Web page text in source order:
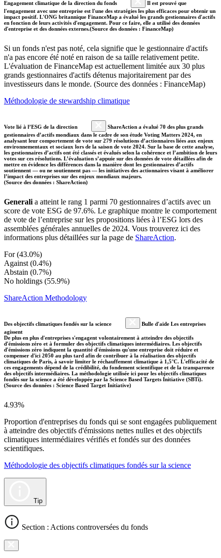
Engagement climatique de la direction du fonds
Il est prouvé que
l'engagement avec une entreprise est l'une des stratégies les plus efficaces pour obtenir un
impact positif. L'ONG britannique FinanceMap a évalué les grands gestionnaires d'actifs
en fonction de leurs activités d'engagement. Pour ce faire, elle a utilisé des données
d'entreprise et des données externes.(Source des données : FinanceMap)
Si un fonds n'est pas noté, cela signifie que le gestionnaire d'actifs
n'a pas encore été noté en raison de sa taille relativement petite.
L'évaluation de FinanceMap est actuellement limitée aux 30 plus
grands gestionnaires d'actifs détenus majoritairement par des
investisseurs dans le monde. (Source des données : FinanceMap)
Méthodologie de stewardship climatique
Vote lié à l’ESG de la direction
ShareAction a évalué 70 des plus grands
gestionnaires d’actifs mondiaux dans le cadre de son étude Voting Matters 2024, en
analysant leur comportement de vote sur 279 résolutions d’actionnaires liées aux enjeux
environnementaux et sociaux lors de la saison de vote 2024. Sur la base de cette analyse,
les gestionnaires d’actifs ont été classés et évalués selon la cohérence et l’ambition de leurs
votes sur ces résolutions. L’évaluation s’appuie sur des données de vote détaillées afin de
mettre en évidence les différences dans la manière dont les gestionnaires d’actifs
soutiennent — ou ne soutiennent pas — les initiatives des actionnaires visant à améliorer
l’impact des entreprises sur des enjeux mondiaux majeurs.
(Source des données : ShareAction)
Generali a atteint le rang 1 parmi 70 gestionnaires d’actifs avec un
score de vote ESG de 97.6%. Le graphique montre le comportement
de vote de l’entreprise sur les propositions liées à l’ESG lors des
assemblées générales annuelles de 2024. Vous trouverez ici des
informations plus détaillées sur la page de ShareAction.
For (43.0%)
Against (0.4%)
Abstain (0.7%)
No holdings (55.9%)
ShareAction Methodology
Des objectifs climatiques fondés sur la science
Bulle d'aide Les entreprises
agissent
De plus en plus d'entreprises s'engagent volontairement à atteindre des objectifs
d'émissions zéro et à formuler des objectifs climatiques intermédiaires. Les objectifs
d'émissions zéro indiquent la quantité d'émissions qu'une entreprise doit réduire et
compenser d'ici 2050 au plus tard afin de contribuer à la réalisation des objectifs
climatiques de Paris, à savoir limiter le réchauffement climatique à 1,5°C. L'efficacité de
ces engagements dépend de la crédibilité, du fondement scientifique et de la transparence
des objectifs intermédiaires. La méthodologie utilisée ici pour les objectifs climatiques
fondés sur la science a été développée par la Science Based Targets Initiative (SBTi).
(Source des données : Science Based Target Initiative)
4.93%
Proportion d'entreprises du fonds qui se sont engagées publiquement
à atteindre des objectifs d'émissions nettes nulles et des objectifs
climatiques intermédiaires vérifiés et fondés sur des données
scientifiques.
Méthodologie des objectifs climatiques fondés sur la science
Tip
Section : Actions controversées du fonds